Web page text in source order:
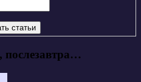
послезавтра…